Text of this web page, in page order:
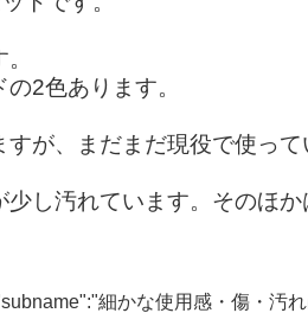
2色あります。
が、まだまだ現役で使って
し汚れています。そのほか
細かな使用感・傷・汚